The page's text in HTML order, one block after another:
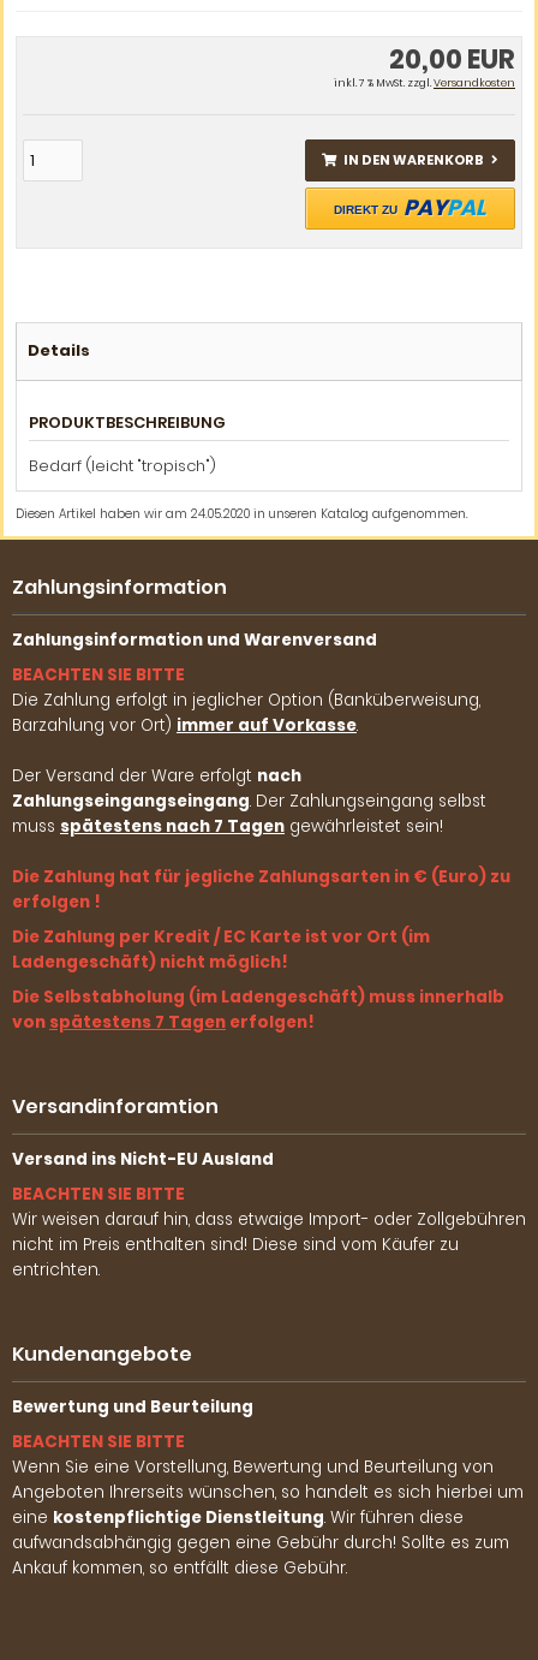
20,00 EUR
inkl. 7 % MwSt. zzgl.Versandkosten
IN DEN WARENKORB
DIREKT ZU PAYPAL
Details
PRODUKTBESCHREIBUNG
Bedarf (leicht "tropisch")
Diesen Artikel haben wir am 24.05.2020 in unseren Katalog aufgenommen.
Zahlungsinformation
Zahlungsinformation und Warenversand
BEACHTEN SIE BITTE
Die Zahlung erfolgt in jeglicher Option (Banküberweisung,
Barzahlung vor Ort) immer auf Vorkasse.
Der Versand der Ware erfolgt nach
Zahlungseingangseingang. Der Zahlungseingang selbst
muss spätestens nach 7 Tagen gewährleistet sein!
Die Zahlung hat für jegliche Zahlungsarten in € (Euro) zu
erfolgen !
Die Zahlung per Kredit / EC Karte ist vor Ort (im
Ladengeschäft) nicht möglich!
Die Selbstabholung (im Ladengeschäft) muss innerhalb
von spätestens 7 Tagen erfolgen!
Versandinforamtion
Versand ins Nicht-EU Ausland
BEACHTEN SIE BITTE
Wir weisen darauf hin, dass etwaige Import- oder Zollgebühren
nicht im Preis enthalten sind! Diese sind vom Käufer zu
entrichten.
Kundenangebote
Bewertung und Beurteilung
BEACHTEN SIE BITTE
Wenn Sie eine Vorstellung, Bewertung und Beurteilung von
Angeboten Ihrerseits wünschen, so handelt es sich hierbei um
eine kostenpflichtige Dienstleitung. Wir führen diese
aufwandsabhängig gegen eine Gebühr durch! Sollte es zum
Ankauf kommen, so entfällt diese Gebühr.